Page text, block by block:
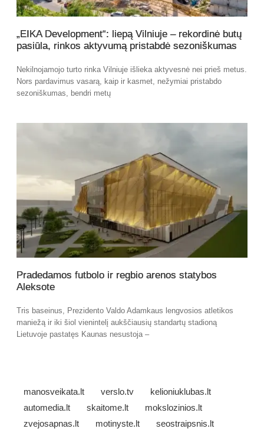
„EIKA Development“: liepą Vilniuje – rekordinė butų
pasiūla, rinkos aktyvumą pristabdė sezoniškumas
Nekilnojamojo turto rinka Vilniuje išlieka aktyvesnė nei prieš metus.
Nors pardavimus vasarą, kaip ir kasmet, nežymiai pristabdo
sezoniškumas, bendri metų
Pradedamos futbolo ir regbio arenos statybos
Aleksote
Tris baseinus, Prezidento Valdo Adamkaus lengvosios atletikos
maniežą ir iki šiol vienintelį aukščiausių standartų stadioną
Lietuvoje pastatęs Kaunas nesustoja –
manosveikata.lt verslo.tv
kelioniuklubas.lt
automedia.lt
skaitome.lt
mokslozinios.lt
zvejosapnas.lt
motinyste.lt seostraipsnis.lt